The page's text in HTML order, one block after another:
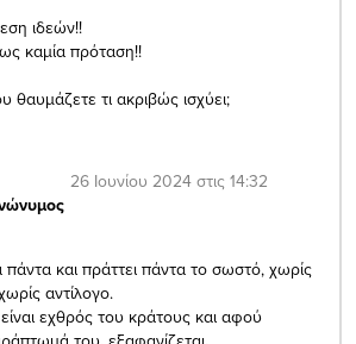
ιδεών!!
καμία πρόταση!!
τι ακριβώς ισχύει;
26 Ιουνίου 2024 στις 14:32
πάντα και πράττει πάντα το σωστό, χωρίς
αντίλογο.
εχθρός του κράτους και αφού